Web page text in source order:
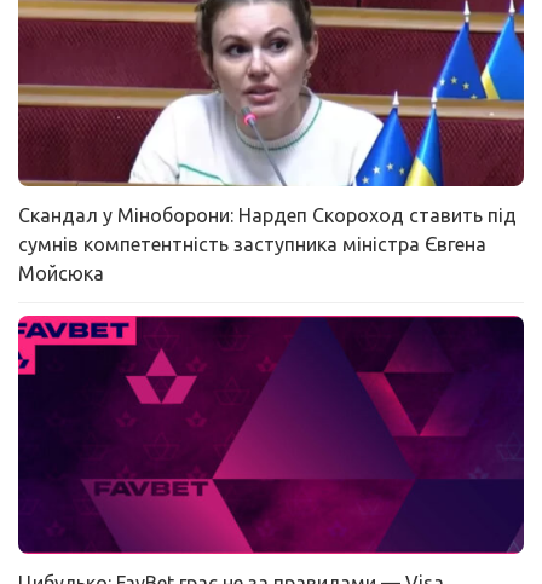
Скандал у Міноборони: Нардеп Скороход ставить під
сумнів компетентність заступника міністра Євгена
Мойсюка